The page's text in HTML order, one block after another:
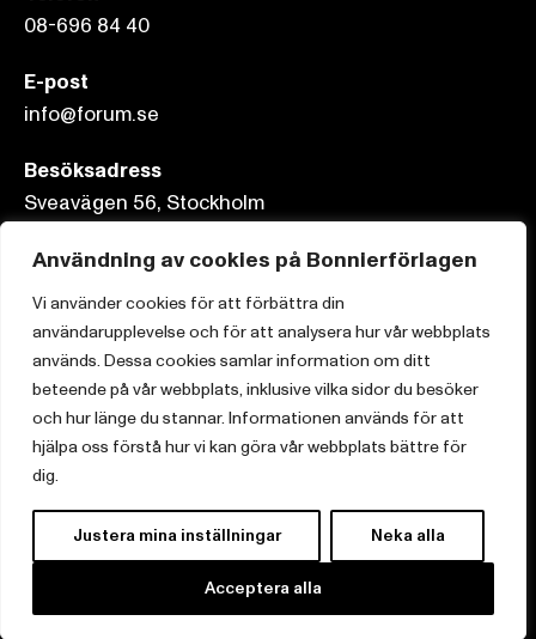
Användning av cookies på Bonnierförlagen
Vi använder cookies för att förbättra din
användarupplevelse och för att analysera hur vår webbplats
används. Dessa cookies samlar information om ditt
beteende på vår webbplats, inklusive vilka sidor du besöker
och hur länge du stannar. Informationen används för att
hjälpa oss förstå hur vi kan göra vår webbplats bättre för
dig.
Justera mina inställningar Neka alla
Acceptera alla
08-696 84 40
E-post
info@forum.se
Besöksadress
Sveavägen 56, Stockholm
Postadress
Box 3159, 103 63 Stockholm
Om Bonnierförlagen
Cookies
Integritetspolicy